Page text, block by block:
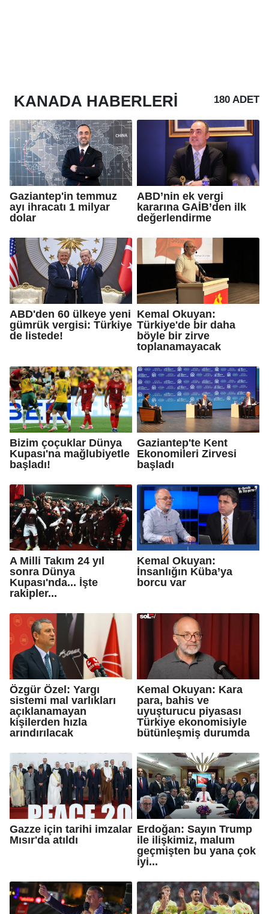
KANADA HABERLERI 180 ADET
Gaziantep'in temmuz
ayı ihracatı 1 milyar
dolar
ABD’nin ek vergi
kararına GAİB’den ilk
değerlendirme
ABD'den 60 ülkeye yeni
gümrük vergisi: Türkiye
de listede!
Kemal Okuyan:
Türkiye'de bir daha
böyle bir zirve
toplanamayacak
Bizim çoçuklar Dünya
Kupası'na mağlubiyetle
başladı!
Gaziantep'te Kent
Ekonomileri Zirvesi
başladı
A Milli Takım 24 yıl
sonra Dünya
Kupası'nda... İşte
rakipler...
Kemal Okuyan:
İnsanlığın Küba’ya
borcu var
Özgür Özel: Yargı
sistemi mal varlıkları
açıklanamayan
kişilerden hızla
arındırılacak
Kemal Okuyan: Kara
para, bahis ve
uyuşturucu piyasası
Türkiye ekonomisiyle
bütünleşmiş durumda
Gazze için tarihi imzalar
Mısır'da atıldı
Erdoğan: Sayın Trump
ile ilişkimiz, malum
geçmişten bu yana çok
iyi...